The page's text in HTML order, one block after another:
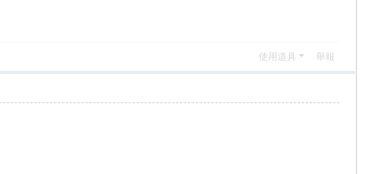
使用道具 舉報